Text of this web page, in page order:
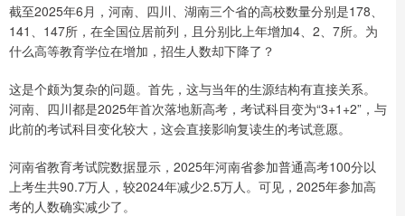
截至2025年6月，河南、四川、湖南三个省的高校数量分别是178、
141、147所，在全国位居前列，且分别比上年增加4、2、7所。为
什么高等教育学位在增加，招生人数却下降了？
这是个颇为复杂的问题。首先，这与当年的生源结构有直接关系。
河南、四川都是2025年首次落地新高考，考试科目变为“3+1+2”，与
此前的考试科目变化较大，这会直接影响复读生的考试意愿。
河南省教育考试院数据显示，2025年河南省参加普通高考100分以
上考生共90.7万人，较2024年减少2.5万人。可见，2025年参加高
考的人数确实减少了。